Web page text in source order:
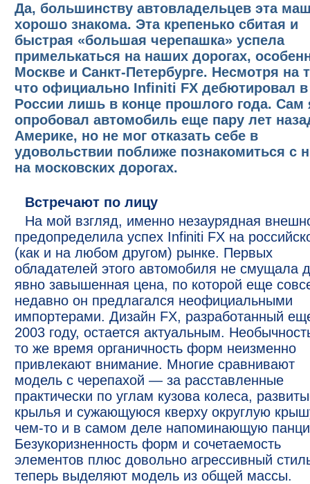
Да, большинству автовладельцев эта
хорошо знакома. Эта крепенько сбитая и
быстрая «большая черепашка» успела
примелькаться на наших дорогах,
Москве и Санкт-Петербурге. Несмотря на
что официально Infiniti FX дебютировал в
России лишь в конце прошлого года. Сам
опробовал автомобиль еще пару лет
Америке, но не мог отказать себе в
удовольствии поближе познакомиться с
на московских дорогах.
Встречают по лицу
На мой взгляд, именно незаурядная
предопределила успех Infiniti FX на
(как и на любом другом) рынке. Первых
обладателей этого автомобиля не смущала
явно завышенная цена, по которой еще
недавно он предлагался неофициальными
импортерами. Дизайн FX, разработанный
2003 году, остается актуальным.
то же время органичность форм неизменно
привлекают внимание. Многие сравнивают
модель с черепахой — за расставленные
практически по углам кузова колеса,
крылья и сужающуюся кверху округлую
чем-то и в самом деле напоминающую
Безукоризненность форм и сочетаемость
элементов плюс довольно агрессивный
теперь выделяют модель из общей массы.